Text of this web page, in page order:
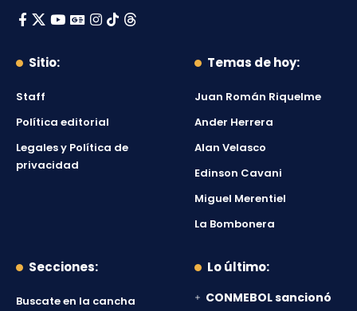
Sitio:
Staff
Política editorial
Legales y Política de
privacidad
Temas de hoy:
Juan Román Riquelme
Ander Herrera
Alan Velasco
Edinson Cavani
Miguel Merentiel
La Bombonera
Secciones:
Buscate en la cancha
Lo último:
CONMEBOL sancionó